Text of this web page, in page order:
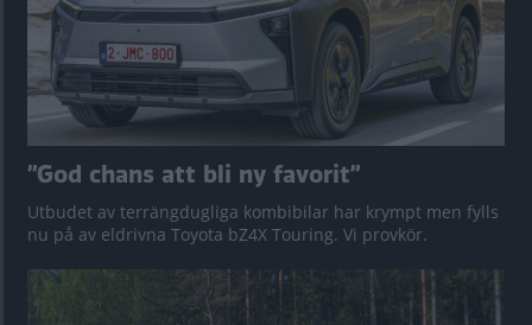
”God chans att bli ny favorit”
Utbudet av terrängdugliga kombibilar har krympt men fylls
nu på av eldrivna Toyota bZ4X Touring. Vi provkör.